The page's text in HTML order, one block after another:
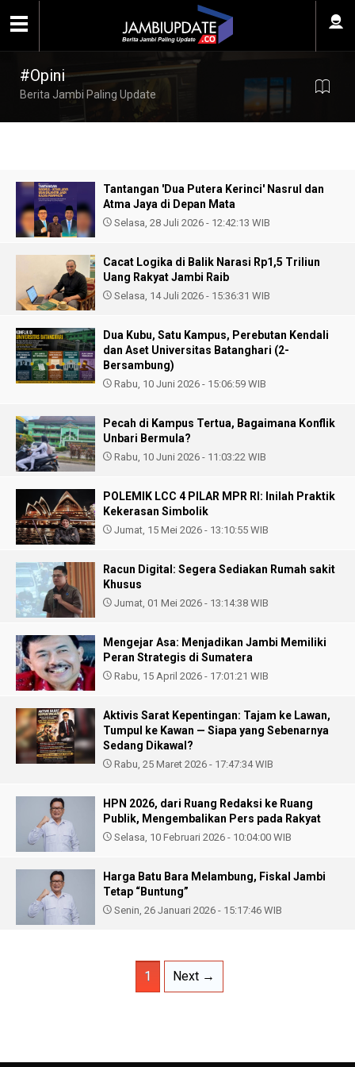
#Opini
Berita Jambi Paling Update
Tantangan 'Dua Putera Kerinci' Nasrul dan
Atma Jaya di Depan Mata
Selasa, 28 Juli 2026 - 12:42:13 WIB
Cacat Logika di Balik Narasi Rp1,5 Triliun
Uang Rakyat Jambi Raib
Selasa, 14 Juli 2026 - 15:36:31 WIB
Dua Kubu, Satu Kampus, Perebutan Kendali
dan Aset Universitas Batanghari (2-
Bersambung)
Rabu, 10 Juni 2026 - 15:06:59 WIB
Pecah di Kampus Tertua, Bagaimana Konflik
Unbari Bermula?
Rabu, 10 Juni 2026 - 11:03:22 WIB
POLEMIK LCC 4 PILAR MPR RI: Inilah Praktik
Kekerasan Simbolik
Jumat, 15 Mei 2026 - 13:10:55 WIB
Racun Digital: Segera Sediakan Rumah sakit
Khusus
Jumat, 01 Mei 2026 - 13:14:38 WIB
Mengejar Asa: Menjadikan Jambi Memiliki
Peran Strategis di Sumatera
Rabu, 15 April 2026 - 17:01:21 WIB
Aktivis Sarat Kepentingan: Tajam ke Lawan,
Tumpul ke Kawan — Siapa yang Sebenarnya
Sedang Dikawal?
Rabu, 25 Maret 2026 - 17:47:34 WIB
HPN 2026, dari Ruang Redaksi ke Ruang
Publik, Mengembalikan Pers pada Rakyat
Selasa, 10 Februari 2026 - 10:04:00 WIB
Harga Batu Bara Melambung, Fiskal Jambi
Tetap “Buntung”
Senin, 26 Januari 2026 - 15:17:46 WIB
1 Next →